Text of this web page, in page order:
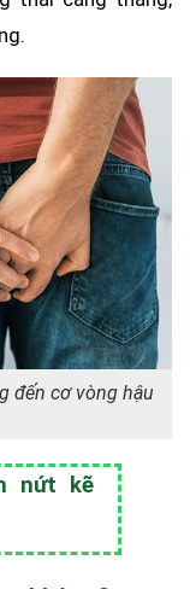
đến cơ vòng hậu
nứt kẽ